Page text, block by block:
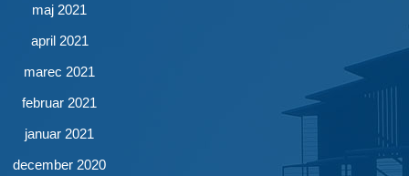
maj 2021
april 2021
marec 2021
februar 2021
januar 2021
december 2020